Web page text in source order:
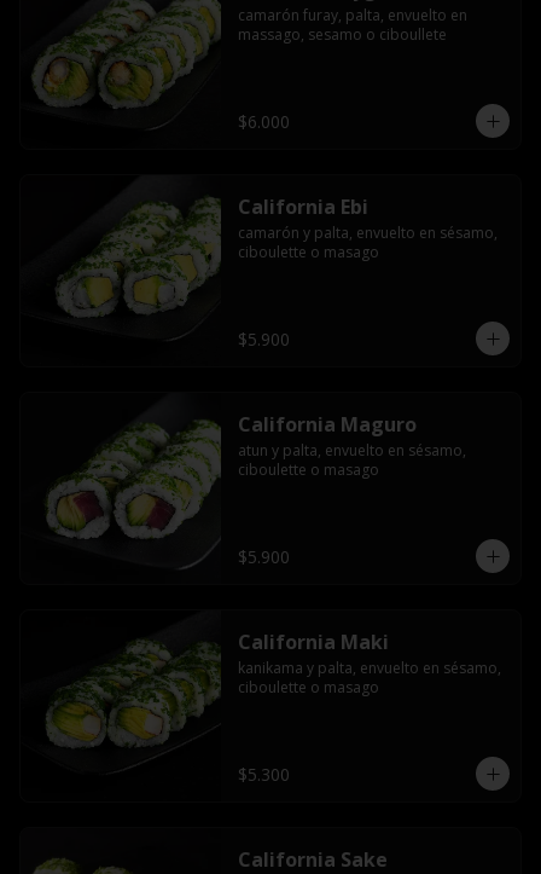
camarón furay, palta, envuelto en
massago, sesamo o ciboullete
$6.000
California Ebi
camarón y palta, envuelto en sésamo,
ciboulette o masago
$5.900
California Maguro
atun y palta, envuelto en sésamo,
ciboulette o masago
$5.900
California Maki
kanikama y palta, envuelto en sésamo,
ciboulette o masago
$5.300
California Sake